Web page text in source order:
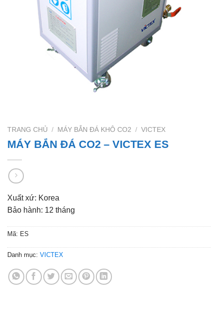
TRANG CHỦ / MÁY BẮN ĐÁ KHÔ CO2 / VICTEX
MÁY BẮN ĐÁ CO2 – VICTEX ES
Xuất xứ: Korea
Bảo hành: 12 tháng
Mã: ES
Danh mục: VICTEX